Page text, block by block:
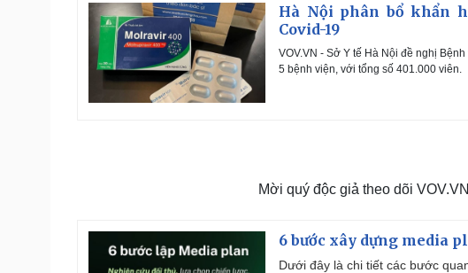
Hà Nội phân bổ khẩn
Covid-19
VOV.VN - Sở Y tế Hà Nội đề nghị
5 bệnh viện, với tổng số 401.000 viên.
Mời quý độc giả theo dõi
6 bước xây dựng media
Dưới đây là chi tiết các bước